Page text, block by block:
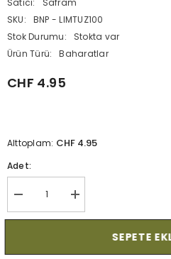
Satıcı:
Safram
SKU:
BNP - LIMTUZ100
Stok Durumu:
Stokta var
Ürün Türü:
Baharatlar
CHF 4.95
Alttoplam: CHF 4.95
Adet:
tuzu
(100g)
için
Limon
tuzu
(100g)
Mutfağınız
için
SEPETE